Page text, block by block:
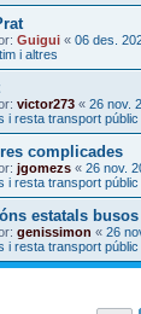
Guigui « 06 des.
i altres
victor273 « 26 nov.
i resta transport públic
complicades
jgomezs « 26 nov.
i resta transport públic
estatals
genissimon « 26
i resta transport públic